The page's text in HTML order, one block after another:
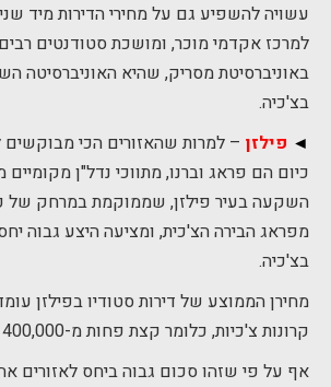
עשויה להשפיע גם על מחירי הדירות מיד
למרכז אקדמי מוכר, ומושכת סטודנטים
באוניברסיטת מסריק, שהיא האוניברסיטה
בצ'כיה.
◄ פילזן – למרות שהאזורים הכי
כיום הם פראג וברנו, מתווכי נדל"ן
השקעה בעיר פילזן
מפראג הבירה הצ'כית, ומציעה היצע גבוה
בצ'כיה.
קרונות צ'כיות, כלומר קצת פחות מ-400,000 ש"ח.
אף על פי שזהו סכום גבוה ביחס לאזורים